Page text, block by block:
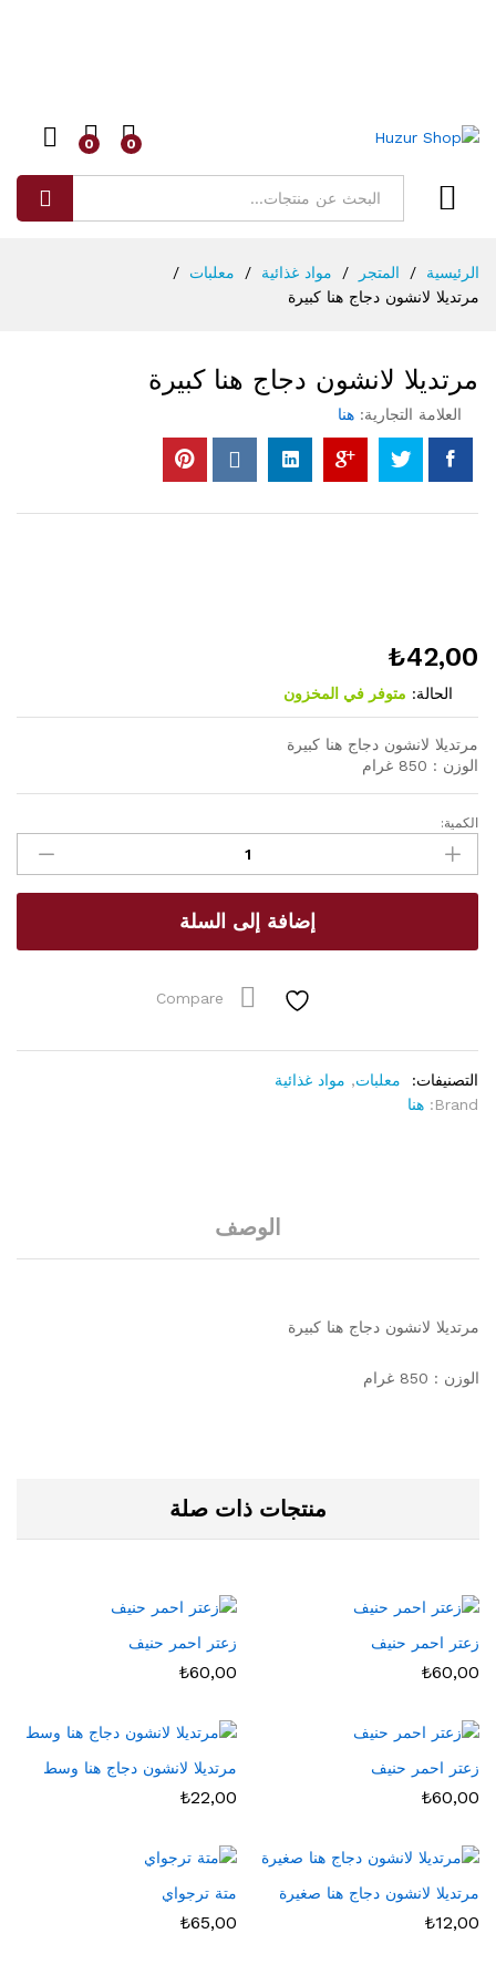
0
0
الرئيسية
/ المتجر / مواد غذائية / معلبات
/
مرتديلا لانشون دجاج هنا كبيرة
مرتديلا لانشون دجاج هنا كبيرة
العلامة التجارية: هنا
₺42,00
الحالة: متوفر في المخزون
مرتديلا لانشون دجاج هنا كبيرة
الوزن : 850 غرام
مرتديلا
لانشون
دجاج
quantity
الكمية:
إضافة إلى السلة
Compare
التصنيفات: معلبات, مواد غذائية
Brand:
هنا
الوصف
مرتديلا لانشون دجاج هنا كبيرة
الوزن : 850 غرام
منتجات ذات صلة
زعتر احمر حنيف
₺60,00
زعتر احمر حنيف
₺60,00
زعتر احمر حنيف
₺60,00
مرتديلا لانشون دجاج هنا وسط
₺22,00
مرتديلا لانشون دجاج هنا صغيرة
₺12,00
متة ترجواي
₺65,00